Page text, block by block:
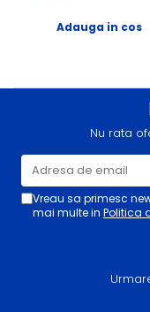
Adauga in cos
Nu rata
Vreau sa primesc
mai multe in Politica